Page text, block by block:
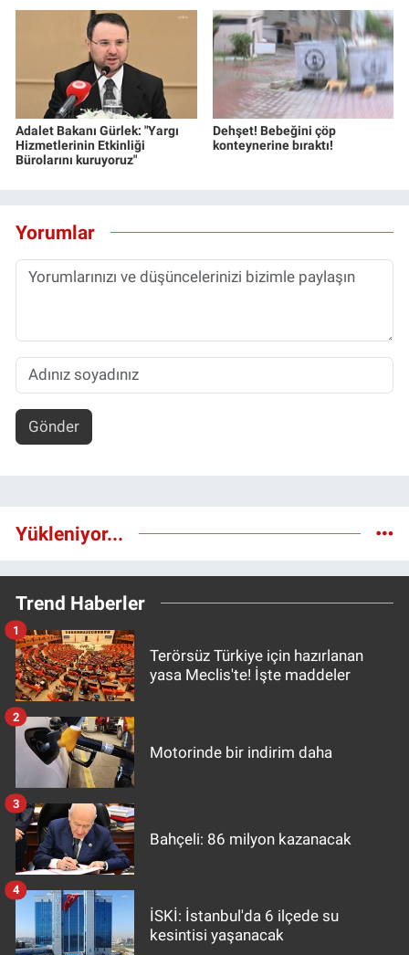
Adalet Bakanı Gürlek: "Yargı
Hizmetlerinin Etkinliği
Bürolarını kuruyoruz"
Dehşet! Bebeğini çöp
konteynerine bıraktı!
Yorumlar
Gönder
Yükleniyor...
Trend Haberler
Terörsüz Türkiye için hazırlanan
yasa Meclis'te! İşte maddeler
1
Motorinde bir indirim daha
2
Bahçeli: 86 milyon kazanacak
3
İSKİ: İstanbul'da 6 ilçede su
kesintisi yaşanacak
4